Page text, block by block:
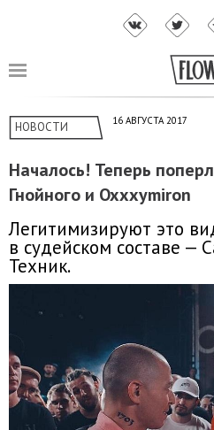
НОВОСТИ 16 АВГУСТА 2017
Началось! Теперь
Гнойного и Oxxxymiron
Легитимизируют это
в судейском составе —
Техник.